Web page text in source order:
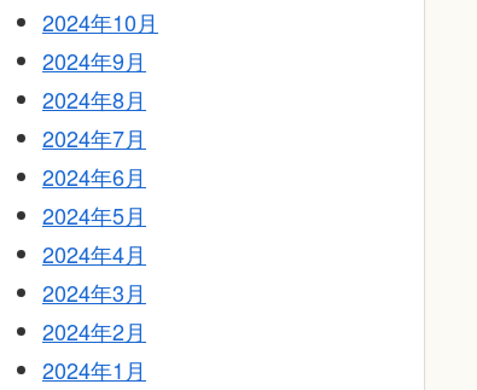
2024年10月
2024年9月
2024年8月
2024年7月
2024年6月
2024年5月
2024年4月
2024年3月
2024年2月
2024年1月